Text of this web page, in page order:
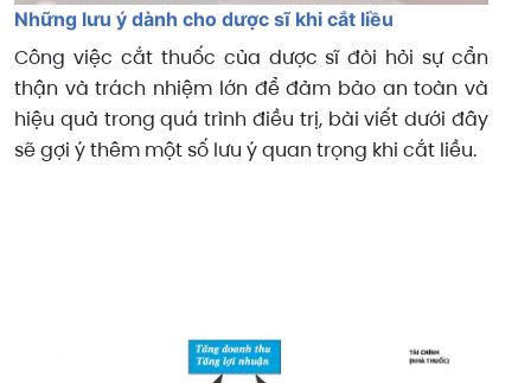
Những lưu ý dành cho dược sĩ khi cắt liều
Công việc cắt thuốc của dược sĩ đòi hỏi sự cẩn
thận và trách nhiệm lớn để đảm bảo an toàn và
hiệu quả trong quá trình điều trị, bài viết dưới đây
sẽ gợi ý thêm một số lưu ý quan trọng khi cắt liều.